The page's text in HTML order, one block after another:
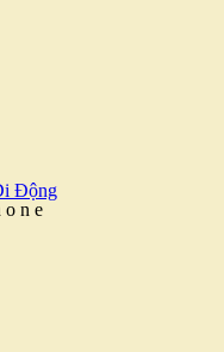
Động
o n e